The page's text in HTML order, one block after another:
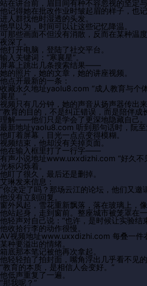
站在讲台前，眉目间有种不容忽视的坚定与
他记得她在批改作业时皱起眉的样子，也
进人群找他时湿透的头发。
他早以为，时间可以让这些记忆降温。
可那些画面不但没有消散，反而在某种温
夜深了。
他打开电脑，登陆了社交平台。
输入关键词：“寒襄星”。
屏幕上跳出几条搜索结果——
她的照片，她的文章，她的讲座视频。
他点开最新的一条：
收藏永久地址yaolu8.com “成人教育与
襄星。”
视频只有几分钟，她的声音从扬声器传出来
“教育的目的，不是纠正错误，而是陪伴成
理解——他们只是学会了更深地隐藏自己
最新地址yaolu8.com 听到那句话时，阮至
他盯着屏幕，目光一点点变得模糊。
视频结束，他却没有关掉页面。
他在输入框里打了一行字——
有声小说地址www.uxxdizhi.com “好久不
光标闪烁着。
他盯了很久，最后还是删掉。
艾琳发来信息：
“你决定了吗？那场云江的论坛，他们又邀
他没有立刻回复。
窗外风起，雪花重新飘落，落在玻璃上，像
他站起身，走到窗前。整座城市被笼罩在一
他轻声对自己说：“也许，是时候让实验结
他收拾行李的动作很慢。
AV视频地址www.uxxdizhi.com 每叠一件
某种要溢出的情绪。
箱底那本笔记被他再次拿起。
他轻轻拍了拍封面，嘴角浮出几乎看不见的
“教育的本质，是相信人会变好。”
他低声重复了一遍。
“那我呢？”